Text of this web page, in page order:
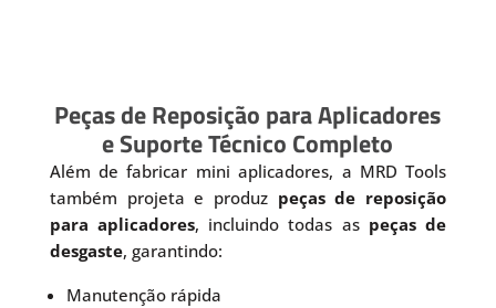
Peças de Reposição para Aplicadores
e Suporte Técnico Completo
Além de fabricar mini aplicadores, a MRD Tools
também projeta e produz peças de reposição
para aplicadores, incluindo todas as peças de
desgaste, garantindo:
Manutenção rápida